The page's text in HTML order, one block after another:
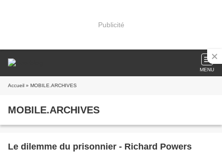
Publicité
MENU
Accueil » MOBILE.ARCHIVES
MOBILE.ARCHIVES
Le dilemme du prisonnier - Richard Powers